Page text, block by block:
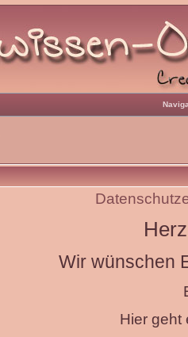
Wir wünschen
Hier geht